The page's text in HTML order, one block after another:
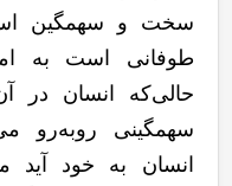
سخت و سهمگین
طوفانی است به
حالیکه انسان در
سهمگینی روبهرو
انسان به خود آید